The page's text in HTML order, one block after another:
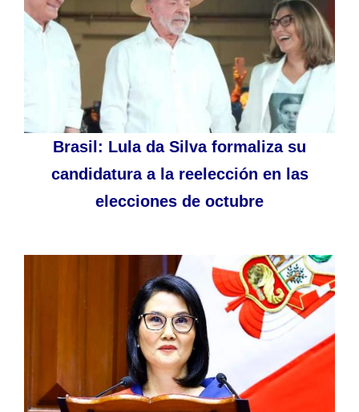
Brasil: Lula da Silva formaliza su
candidatura a la reelección en las
elecciones de octubre